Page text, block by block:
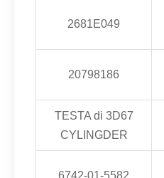
2681E049
20798186
TESTA di 3D67
CYLINGDER
6742-01-5582